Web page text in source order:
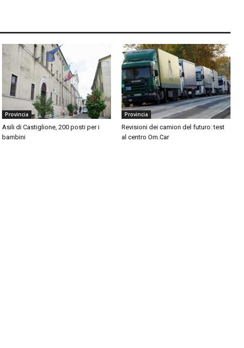
Provincia
Asili di Castiglione, 200 posti per i
bambini
Provincia
Revisioni dei camion del futuro: test
al centro Om.Car